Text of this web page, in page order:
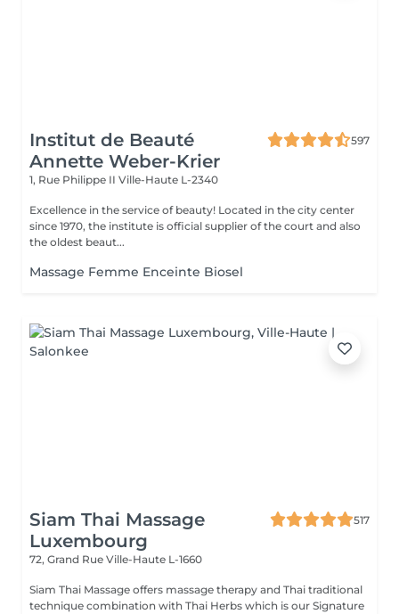
Institut de Beauté
Annette Weber-Krier
597
1, Rue Philippe II Ville-Haute L-2340
Excellence in the service of beauty! Located in the city center
since 1970, the institute is official supplier of the court and also
the oldest beaut...
Massage Femme Enceinte Biosel
Siam Thai Massage
Luxembourg
517
72, Grand Rue Ville-Haute L-1660
Siam Thai Massage offers massage therapy and Thai traditional
technique combination with Thai Herbs which is our Signature